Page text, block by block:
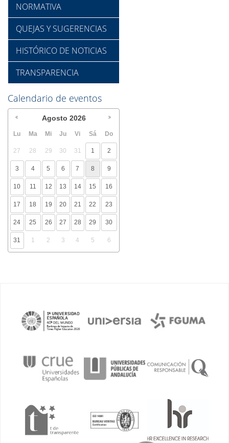
NORMATIVA
QUEJAS Y SUGERENCIAS
HISTÓRICO DE NOTICIAS
TRANSPARENCIA
Calendario de eventos
Agosto 2026
Lu Ma Mi Ju Vi Sá Do
27 28 29 30 31 1 2
3 4 5 6 7 8 9
10 11 12 13 14 15 16
17 18 19 20 21 22 23
24 25 26 27 28 29 30
31 1 2 3 4 5 6